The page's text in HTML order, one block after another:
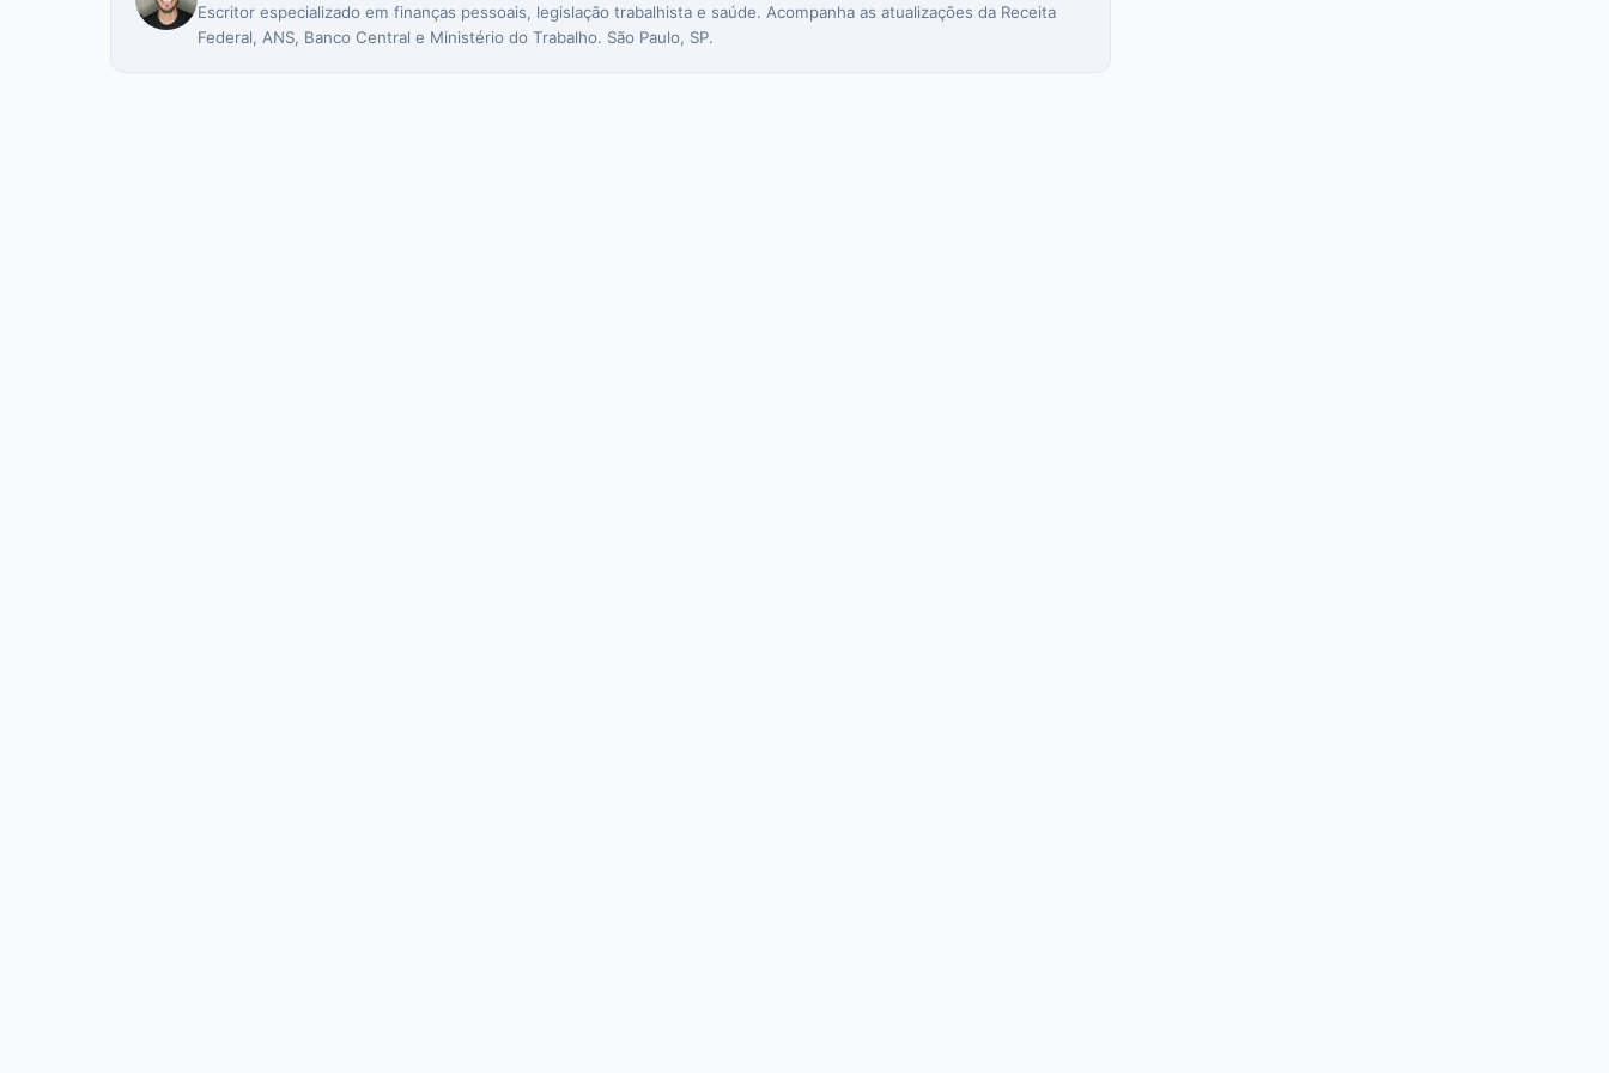
Escritor especializado em finanças pessoais, legislação trabalhista e saúde. Acompanha as atualizações da Receita
Federal, ANS, Banco Central e Ministério do Trabalho. São Paulo, SP.